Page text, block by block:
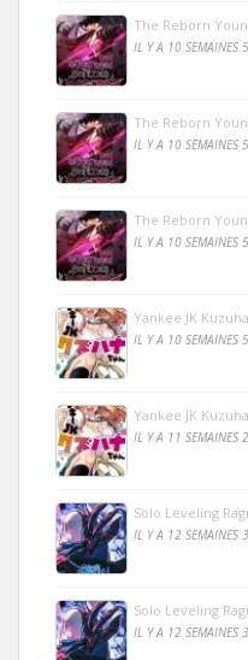
The Reborn
IL Y A 10 SEMAINES
The Reborn
IL Y A 10 SEMAINES
The Reborn
IL Y A 10 SEMAINES
Yankee JK
IL Y A 10 SEMAINES
Yankee JK
IL Y A 11 SEMAINES
Solo Leveling
IL Y A 12 SEMAINES
Solo Leveling
IL Y A 12 SEMAINES